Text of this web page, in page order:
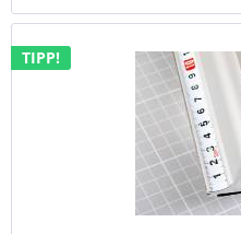
TIPP!